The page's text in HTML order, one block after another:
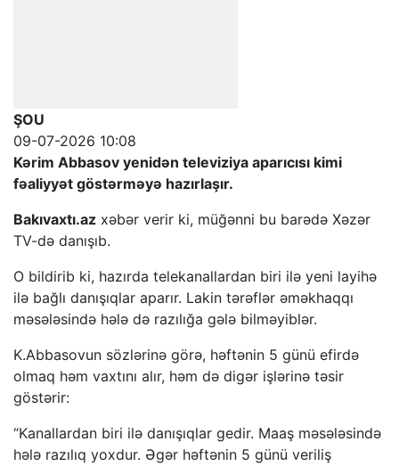
ŞOU
09-07-2026 10:08
Kərim Abbasov yenidən televiziya aparıcısı kimi
fəaliyyət göstərməyə hazırlaşır.
Bakıvaxtı.az xəbər verir ki, müğənni bu barədə Xəzər
TV-də danışıb.
O bildirib ki, hazırda telekanallardan biri ilə yeni layihə
ilə bağlı danışıqlar aparır. Lakin tərəflər əməkhaqqı
məsələsində hələ də razılığa gələ bilməyiblər.
K.Abbasovun sözlərinə görə, həftənin 5 günü efirdə
olmaq həm vaxtını alır, həm də digər işlərinə təsir
göstərir:
“Kanallardan biri ilə danışıqlar gedir. Maaş məsələsində
hələ razılıq yoxdur. Əgər həftənin 5 günü veriliş